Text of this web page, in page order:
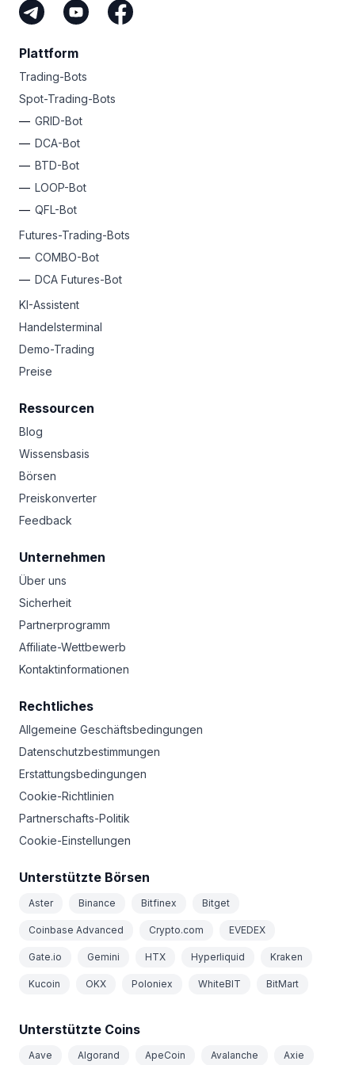
Plattform
Trading-Bots
Spot-Trading-Bots
GRID-Bot
DCA-Bot
BTD-Bot
LOOP-Bot
QFL-Bot
Futures-Trading-Bots
COMBO-Bot
DCA Futures-Bot
KI-Assistent
Handelsterminal
Demo-Trading
Preise
Ressourcen
Blog
Wissensbasis
Börsen
Preiskonverter
Feedback
Unternehmen
Über uns
Sicherheit
Partnerprogramm
Affiliate-Wettbewerb
Kontaktinformationen
Rechtliches
Allgemeine Geschäftsbedingungen
Datenschutzbestimmungen
Erstattungsbedingungen
Cookie-Richtlinien
Partnerschafts-Politik
Cookie-Einstellungen
Unterstützte Börsen
Aster Binance Bitfinex Bitget
Coinbase Advanced Crypto.com EVEDEX
Gate.io Gemini HTX Hyperliquid Kraken
Kucoin OKX Poloniex WhiteBIT BitMart
Unterstützte Coins
Aave Algorand ApeCoin Avalanche Axie